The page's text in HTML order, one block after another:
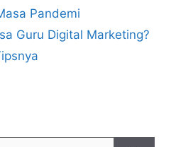
Pandemi
Guru Digital Marketing?